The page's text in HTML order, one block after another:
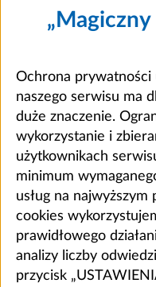
Ochrona prywatności
naszego serwisu ma
duże znaczenie.
wykorzystanie i
użytkownikach
minimum
usług na najwyższym
cookies
prawidłowego
analizy liczby
przycisk